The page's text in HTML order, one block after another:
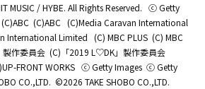
MUSIC / HYBE. All Rights Reserved. ⓒ Getty
(C)ABC (C)ABC (C)Media Caravan International
International Limited (C) MBC PLUS (C) MBC
作委員会 (C)「2019 L♡DK」製作委員会
FRONT WORKS ⓒ Getty Images ⓒ Getty
CO.,LTD. ©2026 TAKE SHOBO CO.,LTD.